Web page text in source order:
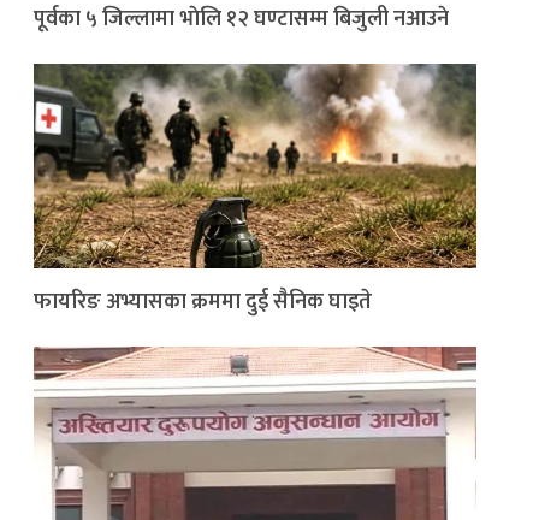
पूर्वका ५ जिल्लामा भाेलि १२ घण्टासम्म बिजुली नआउने
फायरिङ अभ्यासका क्रममा दुई सैनिक घाइते